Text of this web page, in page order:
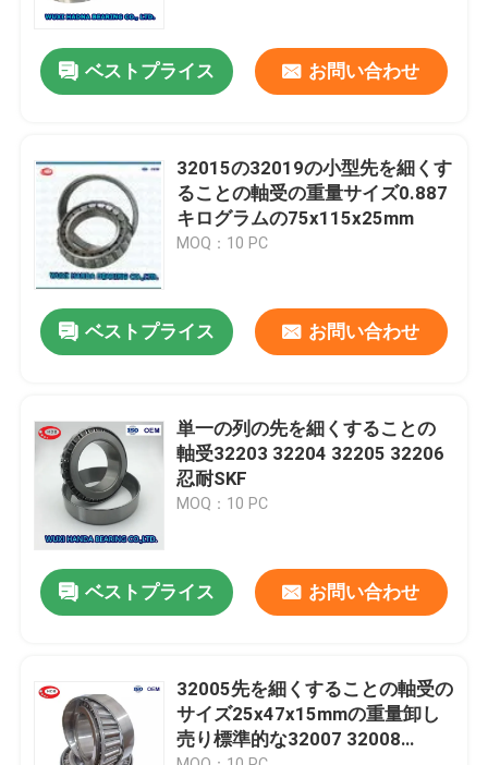
プロダクト
私達について
工場旅行
私達に連絡しなさい
ニュース
場合
軸受の先を細くしなさい
球形の軸受
ベストプライス お問い合わせ
32015の32019の小型先を細くす
ることの軸受の重量サイズ0.887
キログラムの75x115x25mm
MOQ：10 PC
ベストプライス お問い合わせ
単一の列の先を細くすることの
軸受32203 32204 32205 32206
忍耐SKF
MOQ：10 PC
ベストプライス お問い合わせ
32005先を細くすることの軸受の
サイズ25x47x15mmの重量卸し
売り標準的な32007 32008